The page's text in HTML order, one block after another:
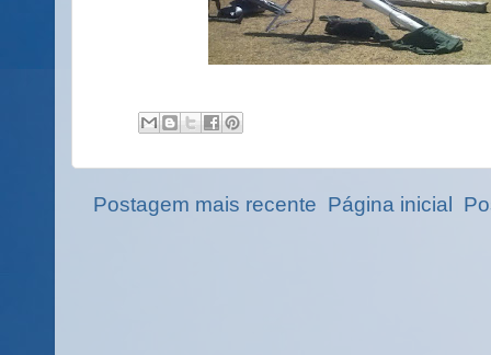
Postagem mais recente Página inicial